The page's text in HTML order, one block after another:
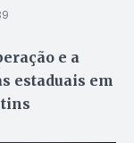
e a
estaduais em